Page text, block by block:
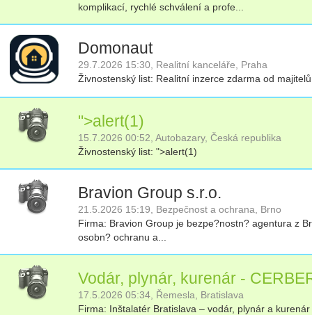
komplikací, rychlé schválení a profe...
Domonaut
29.7.2026 15:30, Realitní kanceláře,
Praha
Živnostenský list: Realitní inzerce zdarma od
">alert(1)
15.7.2026 00:52, Autobazary, Česká republika
Živnostenský list: ">alert(1)
Bravion Group s.r.o.
21.5.2026 15:19, Bezpečnost a ochrana,
Brno
Firma: Bravion Group je bezpe?nostn? agentura z
osobn? ochranu a...
Vodár, plynár, kurenár -
17.5.2026 05:34, Řemesla,
Bratislava
Firma: Inštalatér Bratislava – vodár, plynár a